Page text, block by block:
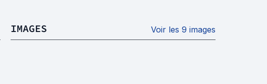
IMAGES Voir les 9 images